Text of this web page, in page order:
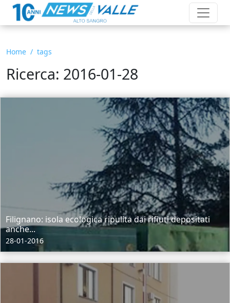
Home tags
Ricerca: 2016-01-28
Filignano: isola ecologica ripulita dai rifiuti depositati
anche...
28-01-2016